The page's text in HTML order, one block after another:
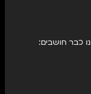
כבר חושבים: